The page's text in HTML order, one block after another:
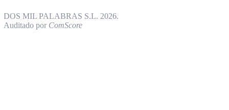
DOS MIL PALABRAS S.L. 2026.
Auditado por ComScore